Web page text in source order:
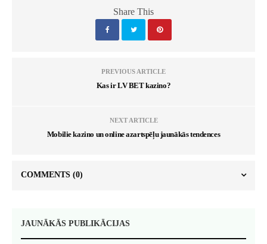
Share This
PREVIOUS ARTICLE
Kas ir LV BET kazino?
NEXT ARTICLE
Mobilie kazino un online azartspēļu jaunākās tendences
COMMENTS (0)
JAUNĀKĀS PUBLIKĀCIJAS